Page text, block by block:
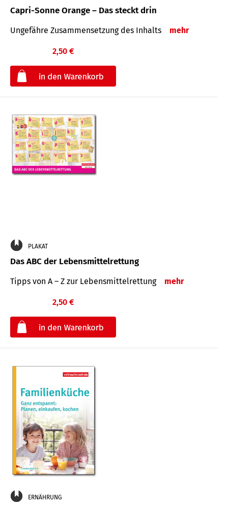
Capri-Sonne Orange – Das steckt drin
Ungefähre Zu­sammen­setzung des Inhalts mehr
2,50 €
PLAKAT
Das ABC der Lebensmittelrettung
Tipps von A – Z zur Lebensmittelrettung mehr
2,50 €
ERNÄHRUNG